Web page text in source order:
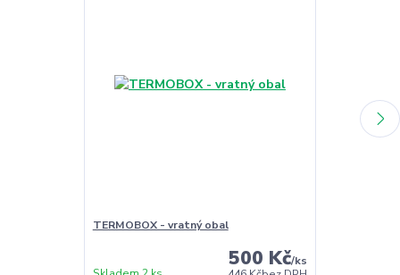
TERMOBOX - vratný obal
500 Kč/ks